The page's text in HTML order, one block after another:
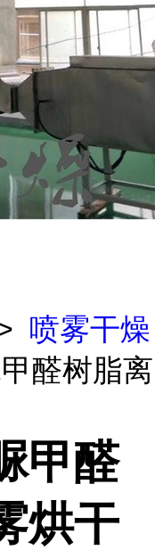
喷雾干燥
醛树脂离
甲醛
烘干